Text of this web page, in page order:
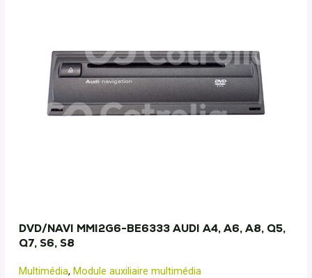
DVD/NAVI MMI2G6-BE6333 AUDI A4, A6, A8, Q5,
Q7, S6, S8
Multimédia, Module auxiliaire multimédia